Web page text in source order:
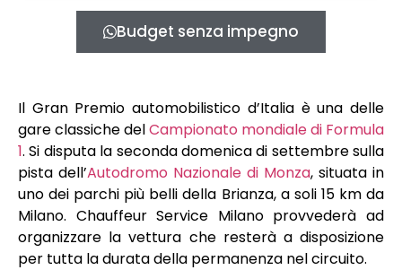
Budget senza impegno
Il Gran Premio automobilistico d’Italia è una delle
gare classiche delCampionato mondiale di Formula
1. Si disputa la seconda domenica di settembre sulla
pista dell’Autodromo Nazionale di Monza, situata in
uno dei parchi più belli della Brianza, a soli 15 km da
Milano. Chauffeur Service Milano provvederà ad
organizzare la vettura che resterà a disposizione
per tutta la durata della permanenza nel circuito.